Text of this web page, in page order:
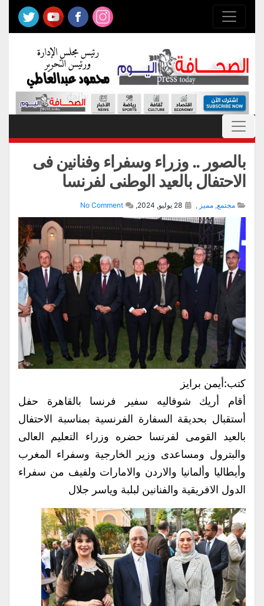
بالصور .. وزراء وسفراء وفنانين فى
الاحتفال بالعيد الوطنى لفرنسا
مجتمع, مميز ,
No Comment
كتب:أيمن برايز
أقام أريك شوفاليه سفير فرنسا بالقاهرة حفل
أستقبال بحديقة السفارة الفرنسية بمناسبة الاحتفال
بالعيد القومى لفرنسا حضره وزراء التعليم العالى
والبترول ومساعدى وزير الخارجية وسفراء المغرب
وأيطاليا وألمانيا والاردن والامارات ولفيف من سفراء
الدول الافريقية والفنانين لبلبة وياسر جلال